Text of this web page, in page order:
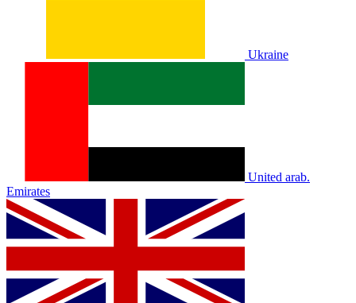
Ukraine
United arab.
Emirates